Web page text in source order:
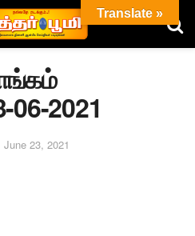
06-2021
June 23, 2021
Translate »